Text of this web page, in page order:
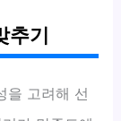
기
을 고려해 선